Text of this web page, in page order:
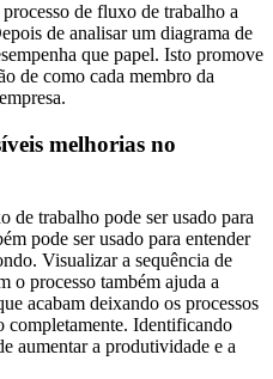
de fluxo de trabalho a
de analisar um diagrama de
que papel. Isto promove
de como cada membro da
melhorias no
de trabalho pode ser usado para
pode ser usado para entender
Visualizar a sequência de
o processo também ajuda a
acabam deixando os processos
completamente. Identificando
aumentar a produtividade e a